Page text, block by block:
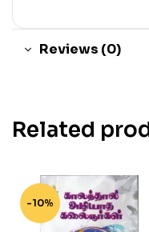
Reviews (0)
Related
-10%